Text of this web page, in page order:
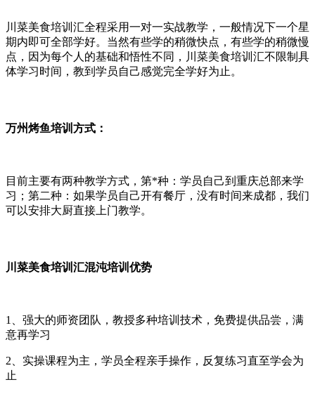
川菜美食培训汇全程采用一对一实战教学，一般情况下一个星
期内即可全部学好。当然有些学的稍微快点，有些学的稍微慢
点，因为每个人的基础和悟性不同，川菜美食培训汇不限制具
体学习时间，教到学员自己感觉完全学好为止。
万州烤鱼培训方式：
目前主要有两种教学方式，第*种：学员自己到重庆总部来学
习；第二种：如果学员自己开有餐厅，没有时间来成都，我们
可以安排大厨直接上门教学。
川菜美食培训汇混沌培训优势
1、强大的师资团队，教授多种培训技术，免费提供品尝，满
意再学习
2、实操课程为主，学员全程亲手操作，反复练习直至学会为
止